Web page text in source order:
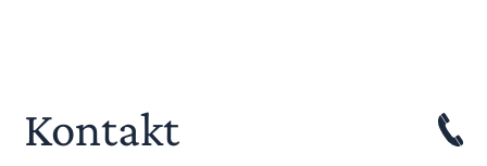
Kontakt